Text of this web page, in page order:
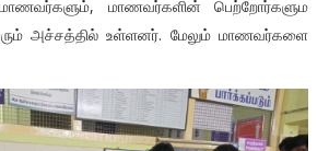
மாணவர்களின் பெற்றோர்களும
அச்சத்தில் உள்ளனர். மேலும் மாணவர்களை